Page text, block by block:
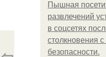
Пышная
развлечений
в соцсетях
столкновения
безопасности.